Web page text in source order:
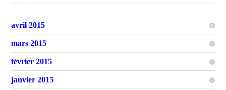
avril 2015
mars 2015
février 2015
janvier 2015